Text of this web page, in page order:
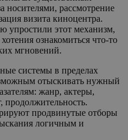
носителями, рассмотрение
визита киноцентра.
упростили этот механизм,
ознакомиться что-то
мгновений.
системы в пределах
отыскивать нужный
жанр, актеры,
продолжительность.
продвинутые отборы
логичным и